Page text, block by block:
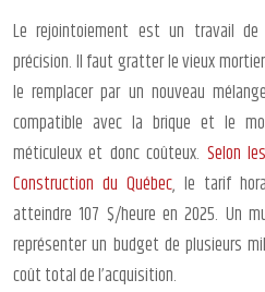
Le rejointoiement est un travail
précision. Il faut gratter le vieux
le remplacer par un nouveau
compatible avec la brique et le
méticuleux et donc coûteux. Selon
Construction du Québec, le tarif
atteindre 107 $/heure en 2025. Un
représenter un budget de plusieurs
coût total de l’acquisition.